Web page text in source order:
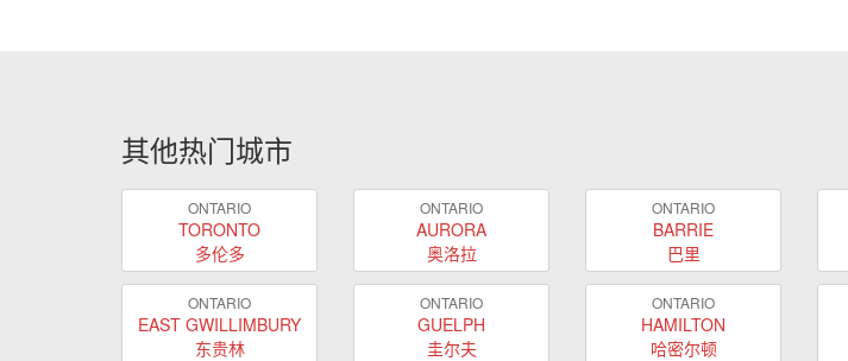
其他热门城市
ONTARIO
TORONTO
多伦多
ONTARIO
AURORA
奥洛拉
ONTARIO
BARRIE
巴里
ONTARIO
EAST GWILLIMBURY
东贵林
ONTARIO
GUELPH
圭尔夫
ONTARIO
HAMILTON
哈密尔顿